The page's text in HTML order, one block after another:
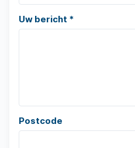
Uw bericht *
Postcode